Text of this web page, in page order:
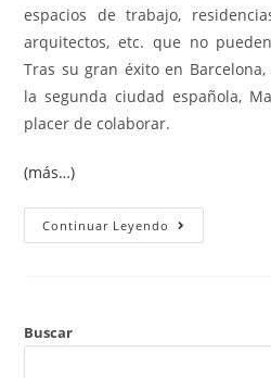
espacios de trabajo,
arquitectos, etc. que no
Tras su gran éxito en
la segunda ciudad española,
placer de colaborar.
(más…)
Continuar Leyendo
Buscar